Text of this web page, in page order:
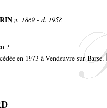
n. 1869 - d. 1958
?
en 1973 à Vendeuvre-sur-Barse.